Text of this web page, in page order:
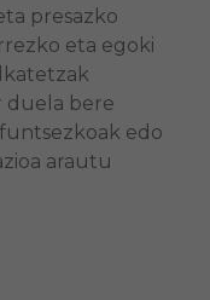
presazko
eta egoki
duela bere
edo
arautu